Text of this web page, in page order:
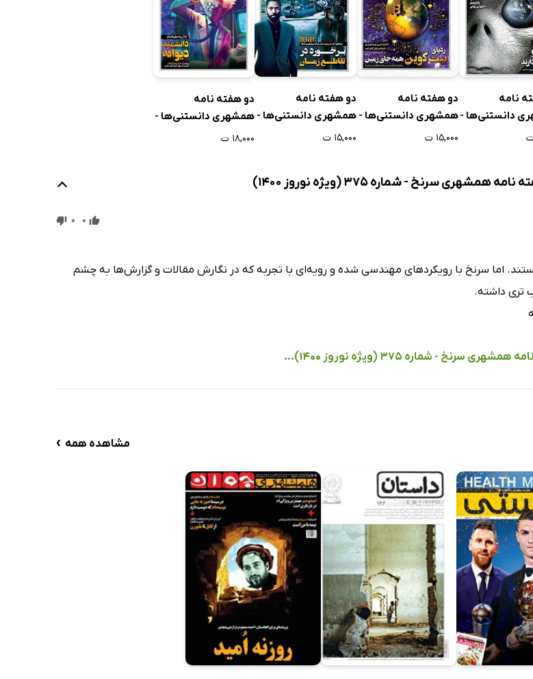
نامه
دانستنی‌ها -
دو هفته نامه
همشهری دانستنی‌ها -
شماره 258
۱۵,۰۰۰ ت
دو هفته نامه
همشهری دانستنی‌ها -
شماره 256
۱۵,۰۰۰ ت
دو هفته نامه
همشهری دانستنی‌ها -
شماره 266
۱۸,۰۰۰ ت
سرنخ - شماره 375 (ویژه نوروز 1400)
0
0
اما سرنخ با رویکردهای مهندسی شده و رویه‌ای با تجربه که در نگارش مقالات و گزارش‌ها به چشم
تری داشته.
سرنخ - شماره 375 (ویژه نوروز 1400)...
مشاهده همه ›